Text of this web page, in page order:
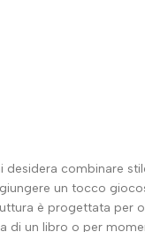
combinare
un tocco
è progettata per
di un libro o per